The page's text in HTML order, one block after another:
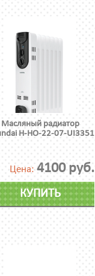
Масляный радиатор
H-HO-22-07-UI3351
Цена: 4100 руб.
КУПИТЬ